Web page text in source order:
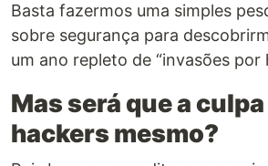
Basta fazermos uma simples
sobre segurança para
um ano repleto de “invasões por
Mas será que a
hackers mesmo?